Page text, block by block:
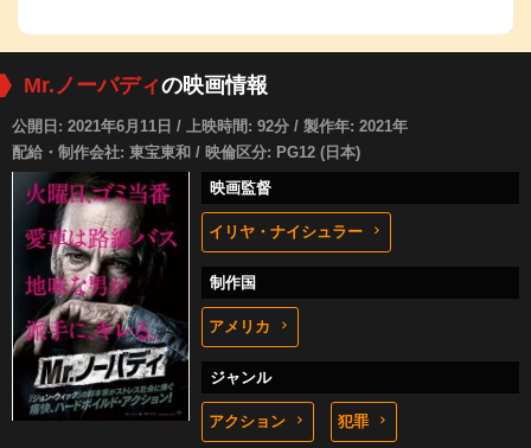
Mr.ノーバディの映画情報
公開日: 2021年6月11日 / 上映時間: 92分 / 製作年: 2021年
配給・制作会社: 東宝東和 / 映倫区分: PG12 (日本)
映画監督
イリヤ・ナイシュラー
制作国
アメリカ
ジャンル
アクション 犯罪